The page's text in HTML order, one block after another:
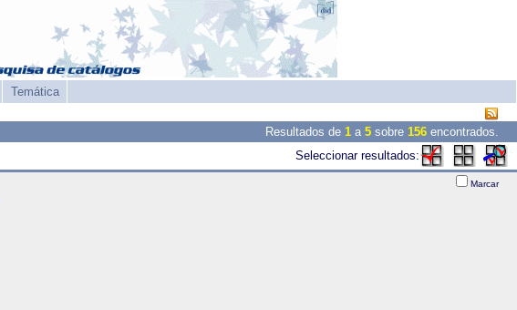
Temática
Resultados de 1 a 5 sobre 156 encontrados.
Seleccionar resultados:
Marcar